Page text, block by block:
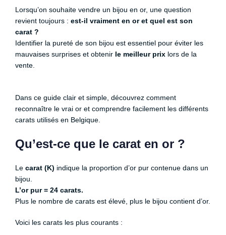
Lorsqu’on souhaite vendre un bijou en or, une question
revient toujours : est-il vraiment en or et quel est son
carat ?
Identifier la pureté de son bijou est essentiel pour éviter les
mauvaises surprises et obtenir le meilleur prix lors de la
vente.
Dans ce guide clair et simple, découvrez comment
reconnaître le vrai or et comprendre facilement les différents
carats utilisés en Belgique.
Qu’est-ce que le carat en or ?
Le carat (K) indique la proportion d’or pur contenue dans un
bijou.
L’or pur = 24 carats.
Plus le nombre de carats est élevé, plus le bijou contient d’or.
Voici les carats les plus courants :